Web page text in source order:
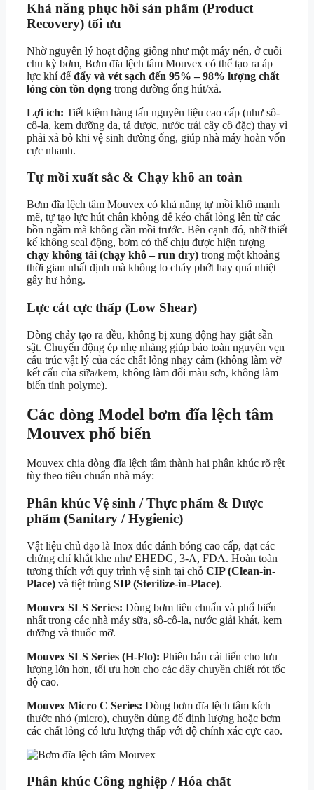
Khả năng phục hồi sản phẩm (Product
Recovery) tối ưu
Nhờ nguyên lý hoạt động giống như một máy nén, ở cuối
chu kỳ bơm, Bơm đĩa lệch tâm Mouvex có thể tạo ra áp
lực khí để đẩy và vét sạch đến 95% – 98% lượng chất
lỏng còn tồn đọng trong đường ống hút/xả.
Lợi ích: Tiết kiệm hàng tấn nguyên liệu cao cấp (như sô-
cô-la, kem dưỡng da, tá dược, nước trái cây cô đặc) thay vì
phải xả bỏ khi vệ sinh đường ống, giúp nhà máy hoàn vốn
cực nhanh.
Tự mồi xuất sắc & Chạy khô an toàn
Bơm đĩa lệch tâm Mouvex có khả năng tự mồi khô mạnh
mẽ, tự tạo lực hút chân không để kéo chất lỏng lên từ các
bồn ngầm mà không cần mồi trước. Bên cạnh đó, nhờ thiết
kế không seal động, bơm có thể chịu được hiện tượng
chạy không tải (chạy khô – run dry) trong một khoảng
thời gian nhất định mà không lo cháy phớt hay quá nhiệt
gây hư hỏng.
Lực cắt cực thấp (Low Shear)
Dòng chảy tạo ra đều, không bị xung động hay giật sần
sật. Chuyển động ép nhẹ nhàng giúp bảo toàn nguyên vẹn
cấu trúc vật lý của các chất lỏng nhạy cảm (không làm vỡ
kết cấu của sữa/kem, không làm đổi màu sơn, không làm
biến tính polyme).
Các dòng Model bơm đĩa lệch tâm
Mouvex phổ biến
Mouvex chia dòng đĩa lệch tâm thành hai phân khúc rõ rệt
tùy theo tiêu chuẩn nhà máy:
Phân khúc Vệ sinh / Thực phẩm & Dược
phẩm (Sanitary / Hygienic)
Vật liệu chủ đạo là Inox đúc đánh bóng cao cấp, đạt các
chứng chỉ khắt khe như EHEDG, 3-A, FDA. Hoàn toàn
tương thích với quy trình vệ sinh tại chỗ CIP (Clean-in-
Place) và tiệt trùng SIP (Sterilize-in-Place).
Mouvex SLS Series: Dòng bơm tiêu chuẩn và phổ biến
nhất trong các nhà máy sữa, sô-cô-la, nước giải khát, kem
dưỡng và thuốc mỡ.
Mouvex SLS Series (H-Flo): Phiên bản cải tiến cho lưu
lượng lớn hơn, tối ưu hơn cho các dây chuyền chiết rót tốc
độ cao.
Mouvex Micro C Series: Dòng bơm đĩa lệch tâm kích
thước nhỏ (micro), chuyên dùng để định lượng hoặc bơm
các chất lỏng có lưu lượng thấp với độ chính xác cực cao.
Phân khúc Công nghiệp / Hóa chất